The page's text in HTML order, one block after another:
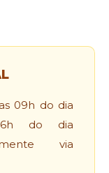
09h do dia
do dia
via